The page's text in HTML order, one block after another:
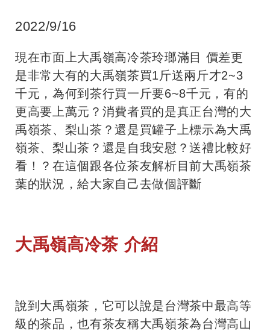
2022/9/16
現在市面上大禹嶺高冷茶玲瑯滿目 價差更
是非常大有的大禹嶺茶買1斤送兩斤才2~3
千元，為何到茶行買一斤要6~8千元，有的
更高要上萬元？消費者買的是真正台灣的大
禹嶺茶、梨山茶？還是買罐子上標示為大禹
嶺茶、梨山茶？還是自我安慰？送禮比較好
看！？在這個跟各位茶友解析目前大禹嶺茶
葉的狀況，給大家自己去做個評斷
大禹嶺高冷茶 介紹
說到大禹嶺茶，它可以說是台灣茶中最高等
級的茶品，也有茶友稱大禹嶺茶為台灣高山